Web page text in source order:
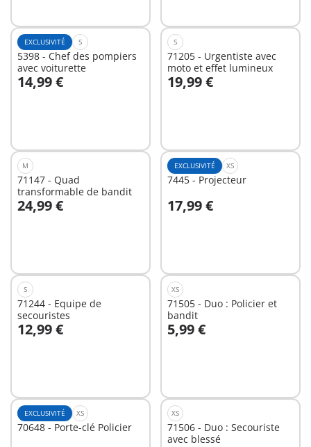
EXCLUSIVITÉ S
5398 - Chef des pompiers
avec voiturette
14,99 €
Au panier
S
71205 - Urgentiste avec
moto et effet lumineux
19,99 €
Au panier
M
71147 - Quad
transformable de bandit
24,99 €
Au panier
EXCLUSIVITÉ XS
7445 - Projecteur
17,99 €
Au panier
S
71244 - Equipe de
secouristes
12,99 €
Au panier
XS
71505 - Duo : Policier et
bandit
5,99 €
Au panier
EXCLUSIVITÉ XS
70648 - Porte-clé Policier
XS
71506 - Duo : Secouriste
avec blessé